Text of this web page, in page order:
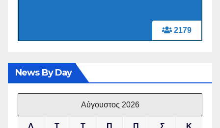
2179
News By Day
Αύγουστος 2026